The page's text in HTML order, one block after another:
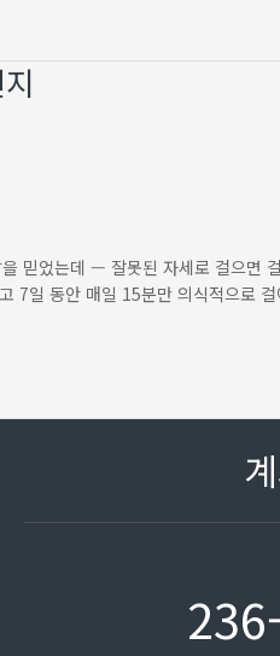
믿었는데 — 잘못된 자세로 걸으면
7일 동안 매일 15분만 의식적으로